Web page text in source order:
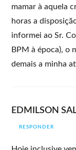
mamar à aquela
horas a
informei ao Sr.
BPM à época), o
demais a minha
EDMILSON
RESPONDER